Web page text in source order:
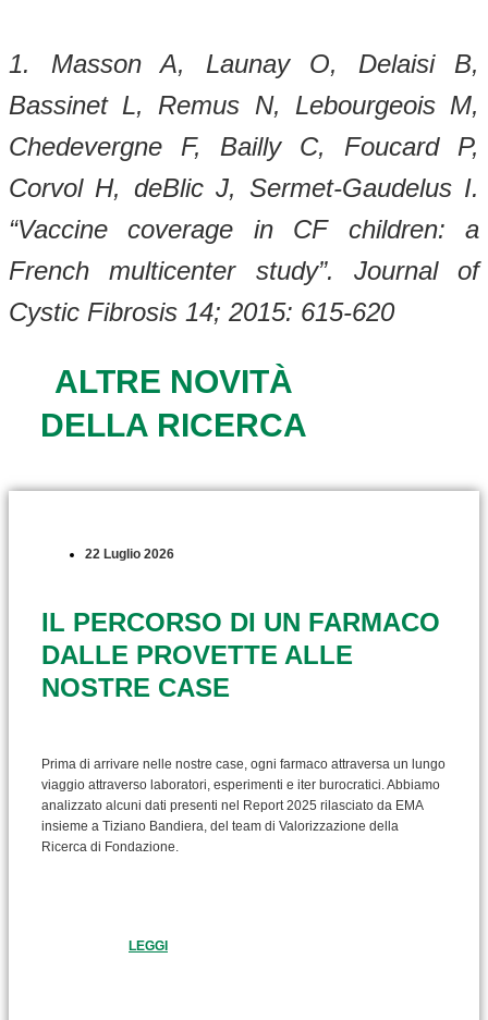
1. Masson A, Launay O, Delaisi B,
Bassinet L, Remus N, Lebourgeois M,
Chedevergne F, Bailly C, Foucard P,
Corvol H, deBlic J, Sermet-Gaudelus I.
“Vaccine coverage in CF children: a
French multicenter study”. Journal of
Cystic Fibrosis 14; 2015: 615-620
ALTRE NOVITÀ
DELLA RICERCA
22 Luglio 2026
IL PERCORSO DI UN FARMACO
DALLE PROVETTE ALLE
NOSTRE CASE
Prima di arrivare nelle nostre case, ogni farmaco attraversa un lungo
viaggio attraverso laboratori, esperimenti e iter burocratici. Abbiamo
analizzato alcuni dati presenti nel Report 2025 rilasciato da EMA
insieme a Tiziano Bandiera, del team di Valorizzazione della
Ricerca di Fondazione.
LEGGI